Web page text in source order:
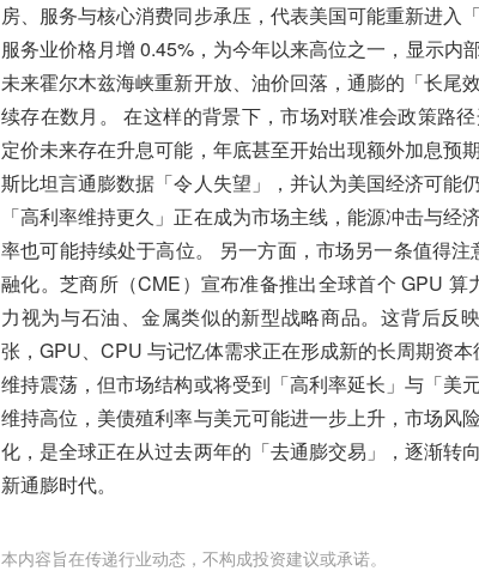
房、服务与核心消费同步承压，代表美国可能重新进入
服务业价格月增 0.45%，为今年以来高位之一，显示内
未来霍尔木兹海峡重新开放、油价回落，通膨的「长尾
续存在数月。 在这样的背景下，市场对联准会政策路
定价未来存在升息可能，年底甚至开始出现额外加息预
斯比坦言通膨数据「令人失望」，并认为美国经济可能
「高利率维持更久」正在成为市场主线，能源冲击与经
率也可能持续处于高位。 另一方面，市场另一条值得
融化。芝商所（CME）宣布准备推出全球首个 GPU
力视为与石油、金属类似的新型战略商品。这背后反
张，GPU、CPU 与记忆体需求正在形成新的长周期资
维持震荡，但市场结构或将受到「高利率延长」与「美
维持高位，美债殖利率与美元可能进一步上升，市场风
化，是全球正在从过去两年的「去通膨交易」，逐渐转
新通膨时代。
本内容旨在传递行业动态，不构成投资建议或承诺。